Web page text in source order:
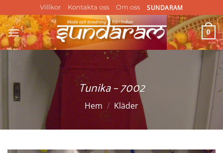
to
content
Villkor Kontakta oss Om oss SUNDARAM
0
Tunika – 7002
Hem / Kläder